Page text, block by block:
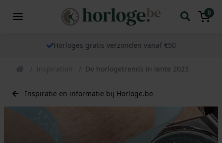
0
Horloges gratis verzonden vanaf €50
Inspiration De horlogetrends in lente 2023
Inspiratie en informatie bij Horloge.be